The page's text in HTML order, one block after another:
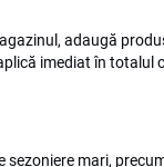
adaugă
imediat în totalul
mari,